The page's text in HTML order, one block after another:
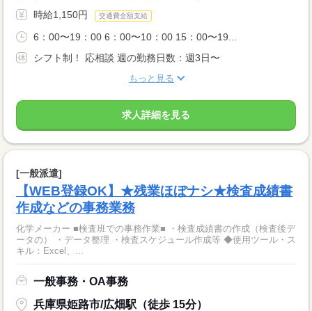
時給1,150円 交通費全額支給
6：00〜19：00 6：00〜10：00 15：00〜19...
シフト制！ 応相談 週の勤務日数：週3日〜
もっと見る
求人詳細を見る
[一般派遣]
【WEB登録OK】★残業ほぼナシ★検査成績書
作成などの事務業務
化学メーカー ■検査班での事務作業■ ・検査成績書の作成（検査後デ
ータの） ・データ整理 ・検査スケジュール作成等 ◆使用ツール・ス
キル：Excel、...
一般事務・OA事務
兵庫県姫路市/広畑駅（徒歩 15分）